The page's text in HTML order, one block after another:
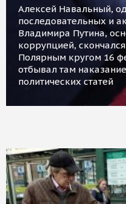
Алексей Навальный,
последовательных и
Владимира Путина,
коррупцией,
Полярным кругом 16
отбывал там
политических статей